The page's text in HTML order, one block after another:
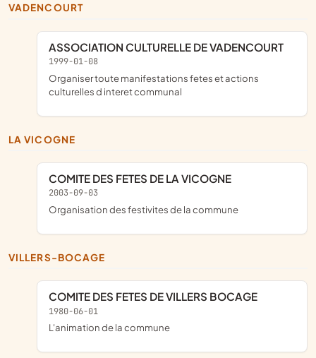
VADENCOURT
ASSOCIATION CULTURELLE DE VADENCOURT
1999-01-08
organiser toute manifestations fetes et actions
culturelles d interet communal
LA VICOGNE
COMITE DES FETES DE LA VICOGNE
2003-09-03
Organisation des festivites de la commune
VILLERS-BOCAGE
COMITE DES FETES DE VILLERS BOCAGE
1980-06-01
l'animation de la commune